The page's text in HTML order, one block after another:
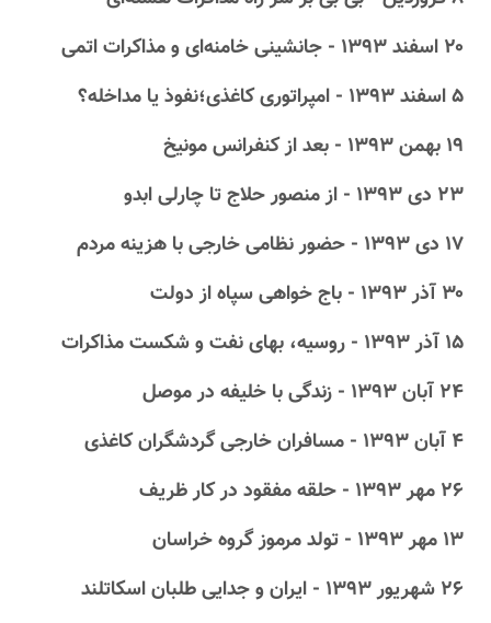
۲۰ اسفند ۱۳۹۳ - جانشینی خامنه‌ای و مذاکرات اتمی
۵ اسفند ۱۳۹۳ - امپراتوری کاغذی؛نفوذ یا مداخله؟
۱۹ بهمن ۱۳۹۳ - بعد از کنفرانس مونیخ
۲۳ دى ۱۳۹۳ - از منصور حلاج تا چارلی ابدو
۱۷ دى ۱۳۹۳ - حضور نظامی خارجی با هزینه مردم
۳۰ آذر ۱۳۹۳ - باج خواهی سپاه از دولت
۱۵ آذر ۱۳۹۳ - روسیه، بهای نفت و شکست مذاکرات
۲۴ آبان ۱۳۹۳ - زندگی با خلیفه در موصل
۴ آبان ۱۳۹۳ - مسافران خارجی گردشگران کاغذی
۲۶ مهر ۱۳۹۳ - حلقه مفقود در کار ظریف
۱۳ مهر ۱۳۹۳ - تولد مرموز گروه خراسان
۲۶ شهریور ۱۳۹۳ - ایران و جدایی طلبان اسکاتلند